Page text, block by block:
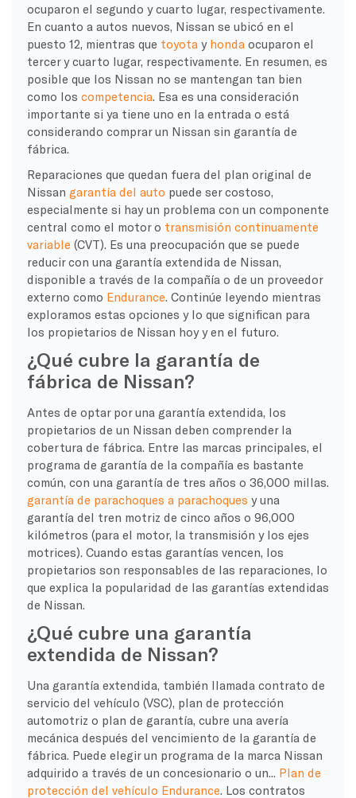
ocuparon el segundo y cuarto lugar, respectivamente.
En cuanto a autos nuevos, Nissan se ubicó en el
puesto 12, mientras que toyota y honda ocuparon el
tercer y cuarto lugar, respectivamente. En resumen, es
posible que los Nissan no se mantengan tan bien
como los competencia . Esa es una consideración
importante si ya tiene uno en la entrada o está
considerando comprar un Nissan sin garantía de
fábrica.
Reparaciones que quedan fuera del plan original de
Nissan garantía del auto puede ser costoso,
especialmente si hay un problema con un componente
central como el motor o transmisión continuamente
variable (CVT). Es una preocupación que se puede
reducir con una garantía extendida de Nissan,
disponible a través de la compañía o de un proveedor
externo como Endurance . Continúe leyendo mientras
exploramos estas opciones y lo que significan para
los propietarios de Nissan hoy y en el futuro.
¿Qué cubre la garantía de
fábrica de Nissan?
Antes de optar por una garantía extendida, los
propietarios de un Nissan deben comprender la
cobertura de fábrica. Entre las marcas principales, el
programa de garantía de la compañía es bastante
común, con una garantía de tres años o 36,000 millas.
garantía de parachoques a parachoques y una
garantía del tren motriz de cinco años o 96,000
kilómetros (para el motor, la transmisión y los ejes
motrices). Cuando estas garantías vencen, los
propietarios son responsables de las reparaciones, lo
que explica la popularidad de las garantías extendidas
de Nissan.
¿Qué cubre una garantía
extendida de Nissan?
Una garantía extendida, también llamada contrato de
servicio del vehículo (VSC), plan de protección
automotriz o plan de garantía, cubre una avería
mecánica después del vencimiento de la garantía de
fábrica. Puede elegir un programa de la marca Nissan
adquirido a través de un concesionario o un... Plan de
protección del vehículo Endurance . Los contratos